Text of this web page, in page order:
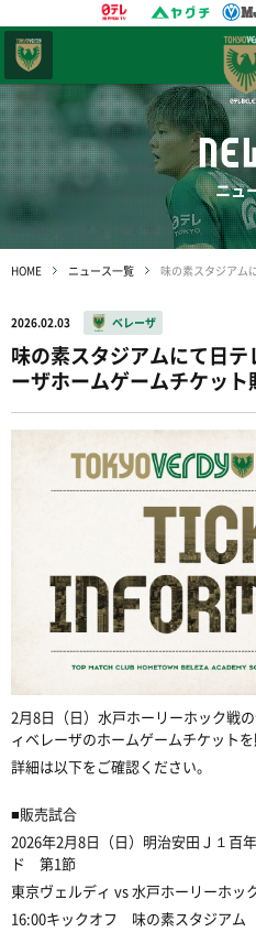
ニュ
HOME ニュース一覧
2026.02.03 ベレーザ
味の素スタジアムにて日
ーザホームゲームチケッ
2月8日（日）水戸ホーリーホック戦
ィベレーザのホームゲームチケットを
詳細は以下をご確認ください。
■販売試合
2026年2月8日（日）明治安田Ｊ１
ド 第1節
東京ヴェルディ vs 水戸ホーリーホッ
16:00キックオフ 味の素スタジアム